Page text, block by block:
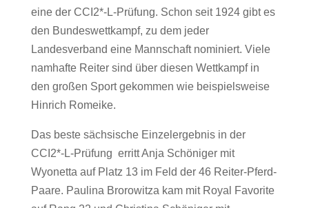
eine der CCI2*-L-Prüfung. Schon seit 1924 gibt es
den Bundeswettkampf, zu dem jeder
Landesverband eine Mannschaft nominiert. Viele
namhafte Reiter sind über diesen Wettkampf in
den großen Sport gekommen wie beispielsweise
Hinrich Romeike.
Das beste sächsische Einzelergebnis in der
CCI2*-L-Prüfung erritt Anja Schöniger mit
Wyonetta auf Platz 13 im Feld der 46 Reiter-Pferd-
Paare. Paulina Brorowitza kam mit Royal Favorite